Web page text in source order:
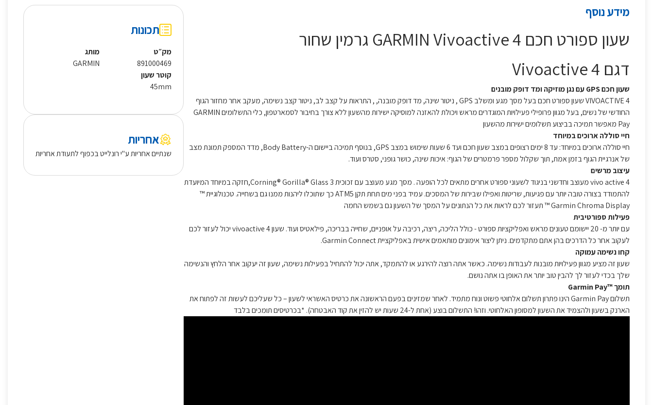
מידע נוסף
שעון ספורט חכם GARMIN Vivoactive 4 גרמין שחור
דגם Vivoactive 4
שעון חכם GPS עם נגן מוזיקה ומד דופק מובנים
VIVOACTIVE 4 שעון ספורט חכם בעל מסך מגע ומשלב GPS , ניטור שינה, מד דופק מובנה, , התראות על קצב לב, ניטור קצב נשימה, מעקב אחר מחזור הגוף
החודשי של נשים, בעל מגוון פרופילי פעילויות המוגדרים מראש ויכולת להאזנה למוסיקה ישירות מהשעון ללא צורך בחיבור לסמארטפון, כלי התשלומים GARMIN
Pay מאפשר תמיכה בביצוע תשלומים ישירות מהשעון
חיי סוללה ארוכים במיוחד
חיי סוללה ארוכים במיוחד: עד 8 ימים רצופים במצב שעון חכם ועד 6 שעות שימוש במצב GPS, בנוסף תמיכה ביישום ה-Body Battery, מדד המספק תמונת מצב
של אנרגיית הגוף בזמן אמת, תוך שקלול מספר פרמטרים של הגוף: איכות שינה, כושר גופני, סטרס ועוד.
עיצוב מרשים
vivo active 4 מעוצב וחדשני בניגוד לשעוני ספורט אחרים מתאים לכל הופעה . מסך מגע מעוצב עם זכוכית Corning® Gorilla® Glass 3,חזקה במיוחד המיועדת
להתמודד בצורה טובה יותר עם פגיעות, שריטות ואפילו שבירות של המסכים. עמיד בפני מים תחת תקן ATM5 כך שתוכלו ליהנות ממנו גם בשחייה. טכנולוגיית ™
Garmin Chroma Display ™ תעזור לכם לראות את כל הנתונים על המסך של השעון גם בשמש החמה
פעילות ספורטיבית
עם יותר מ- 20 יישומם טעונים מראש ואפליקציות ספורט - כולל הליכה, ריצה, רכיבה על אופניים, שחייה בבריכה, פילאטיס ועוד. שעון vivoactive 4 יכול לעזור לכם
לעקוב אחר כל הדרכים בהן אתם מתקדמים. ניתן ליצור אימונים מותאמים אישית באפליקציית Garmin Connect.
קחו נשימה עמוקה
שעון זה מציע מגוון פעילויות מובנות לעבודות נשימה. כאשר אתה רוצה להירגע או להתמקד, אתה יכול להתחיל בפעילות נשימה, שעון זה יעקוב אחר הלחץ והנשימה
שלך בכדי לעזור לך להבין טוב יותר את האופן בו אתה נושם.
תומך ™Garmin Pay
תשלום Garmin Pay הינו פתרון תשלום אלחוטי פשוט ונוח מתמיד. לאחר שמזינים בפעם הראשונה את כרטיס האשראי לשעון – כל שעליכם לעשות זה לפתוח את
הארנק בשעון ולהצמיד את השעון למסופון האלחוטי. וזהו! התשלום בוצע (אחת ל-24 שעות יש להזין את קוד האבטחה). *בכרטיסים תומכים בלבד
תכונות
מק״ט
891000469
מותג
GARMIN
קוטר שעון
45mm
אחריות
שנתיים אחריות ע"י רונלייט בכפוף לתעודת אחריות